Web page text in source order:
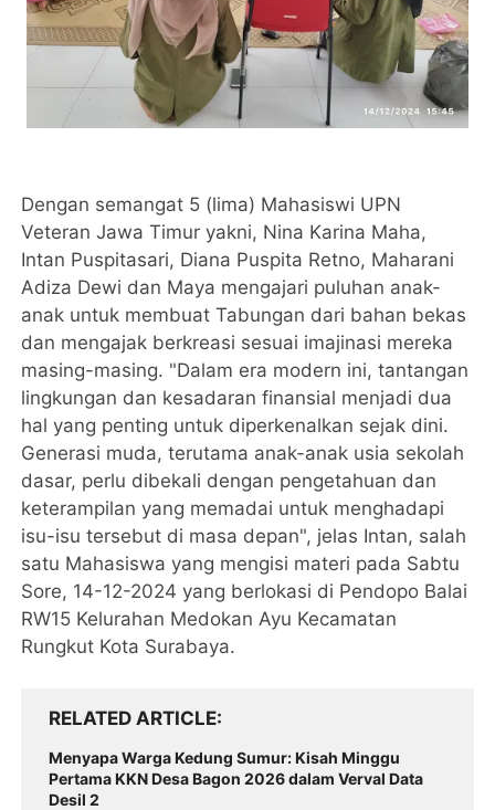
Dengan semangat 5 (lima) Mahasiswi UPN
Veteran Jawa Timur yakni, Nina Karina Maha,
Intan Puspitasari, Diana Puspita Retno, Maharani
Adiza Dewi dan Maya mengajari puluhan anak-
anak untuk membuat Tabungan dari bahan bekas
dan mengajak berkreasi sesuai imajinasi mereka
masing-masing. "Dalam era modern ini, tantangan
lingkungan dan kesadaran finansial menjadi dua
hal yang penting untuk diperkenalkan sejak dini.
Generasi muda, terutama anak-anak usia sekolah
dasar, perlu dibekali dengan pengetahuan dan
keterampilan yang memadai untuk menghadapi
isu-isu tersebut di masa depan", jelas Intan, salah
satu Mahasiswa yang mengisi materi pada Sabtu
Sore, 14-12-2024 yang berlokasi di Pendopo Balai
RW15 Kelurahan Medokan Ayu Kecamatan
Rungkut Kota Surabaya.
RELATED ARTICLE
Menyapa Warga Kedung Sumur: Kisah Minggu
Pertama KKN Desa Bagon 2026 dalam Verval Data
Desil 2